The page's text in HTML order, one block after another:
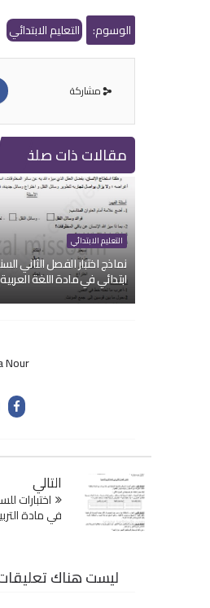
الوسوم: التعليم الابتدائي
مشاركة
مقالات ذات صلة
التعليم الابتدائي
نماذج اختبار الفصل الثاني
ابتدائي في مادة اللغة
Nour
التالي
اختبارات
في مادة
ليست هناك